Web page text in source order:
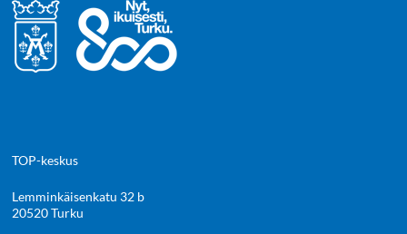
TOP-keskus
Lemminkäisenkatu 32 b
20520 Turku